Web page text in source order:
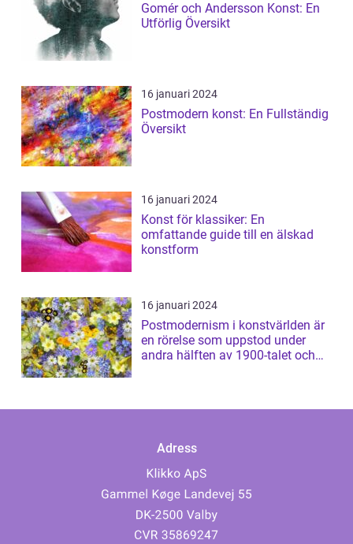
Gomér och Andersson Konst: En
Utförlig Översikt
16 januari 2024
Postmodern konst: En Fullständig
Översikt
16 januari 2024
Konst för klassiker: En
omfattande guide till en älskad
konstform
16 januari 2024
Postmodernism i konstvärlden är
en rörelse som uppstod under
andra hälften av 1900-talet och
Adress